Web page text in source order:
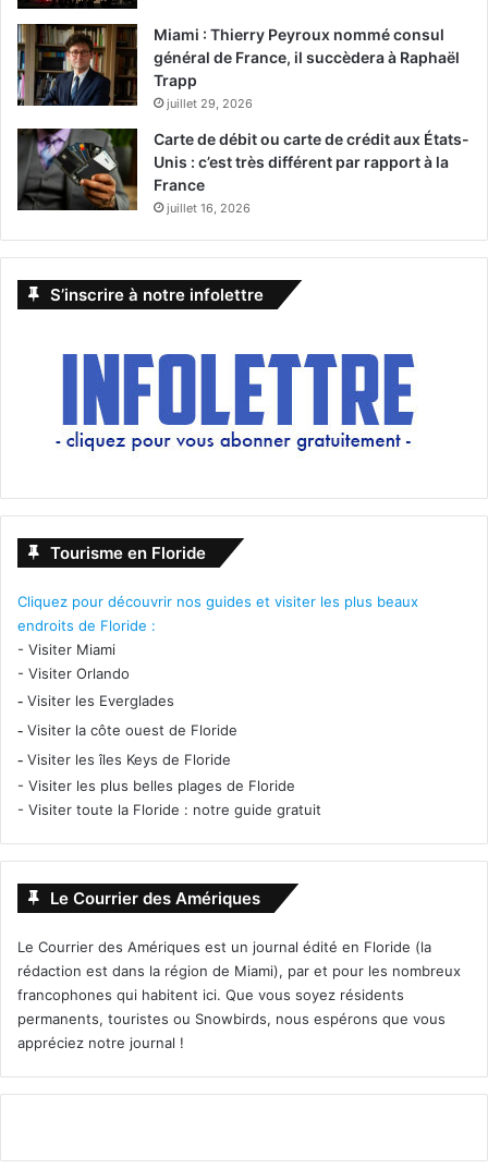
Miami : Thierry Peyroux nommé consul
général de France, il succèdera à Raphaël
Trapp
juillet 29, 2026
Carte de débit ou carte de crédit aux États-
Unis : c’est très différent par rapport à la
France
juillet 16, 2026
S’inscrire à notre infolettre
Tourisme en Floride
Cliquez pour découvrir nos guides et visiter les plus beaux
endroits de Floride :
- Visiter Miami
- Visiter Orlando
- Visiter les Everglades
- Visiter la côte ouest de Floride
- Visiter les îles Keys de Floride
- Visiter les plus belles plages de Floride
- Visiter toute la Floride : notre guide gratuit
Le Courrier des Amériques
Le Courrier des Amériques est un journal édité en Floride (la
rédaction est dans la région de Miami), par et pour les nombreux
francophones qui habitent ici. Que vous soyez résidents
permanents, touristes ou Snowbirds, nous espérons que vous
appréciez notre journal !